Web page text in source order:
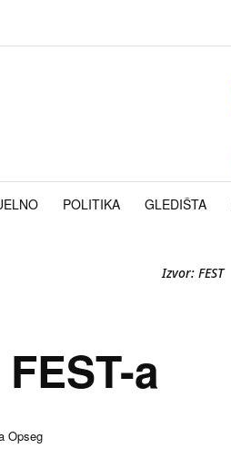
POLITIKA GLEDIŠTA
Izvor: FEST
a
Opseg